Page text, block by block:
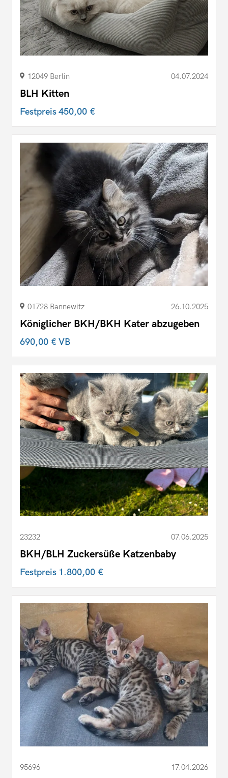
12049 Berlin 04.07.2024
BLH Kitten
Festpreis450,00 €
01728 Bannewitz 26.10.2025
Königlicher BKH/BKH Kater abzugeben
690,00 €VB
23232 07.06.2025
BKH/BLH Zuckersüße Katzenbaby
Festpreis 1.800,00 €
95696 17.04.2026